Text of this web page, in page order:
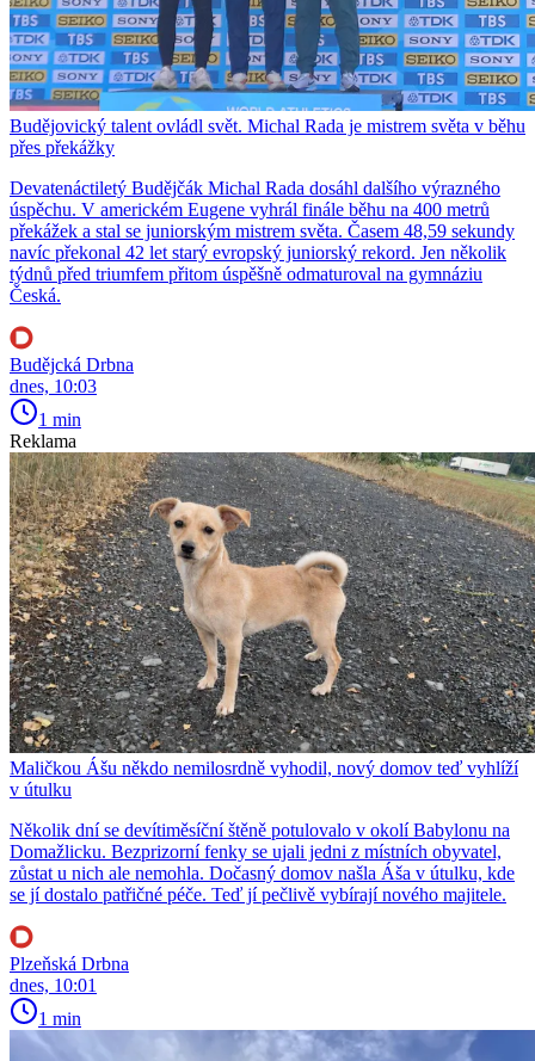
Budějovický talent ovládl svět. Michal Rada je mistrem světa v běhu
přes překážky
Devatenáctiletý Budějčák Michal Rada dosáhl dalšího výrazného
úspěchu. V americkém Eugene vyhrál finále běhu na 400 metrů
překážek a stal se juniorským mistrem světa. Časem 48,59 sekundy
navíc překonal 42 let starý evropský juniorský rekord. Jen několik
týdnů před triumfem přitom úspěšně odmaturoval na gymnáziu
Česká.
Budějcká Drbna
dnes, 10:03
1 min
Reklama
Maličkou Ášu někdo nemilosrdně vyhodil, nový domov teď vyhlíží
v útulku
Několik dní se devítiměsíční štěně potulovalo v okolí Babylonu na
Domažlicku. Bezprizorní fenky se ujali jedni z místních obyvatel,
zůstat u nich ale nemohla. Dočasný domov našla Áša v útulku, kde
se jí dostalo patřičné péče. Teď jí pečlivě vybírají nového majitele.
Plzeňská Drbna
dnes, 10:01
1 min